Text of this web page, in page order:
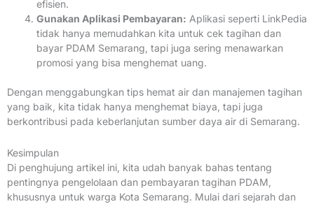
efisien.
Gunakan Aplikasi Pembayaran: Aplikasi seperti LinkPedia
tidak hanya memudahkan kita untuk cek tagihan dan
bayar PDAM Semarang, tapi juga sering menawarkan
promosi yang bisa menghemat uang.
Dengan menggabungkan tips hemat air dan manajemen tagihan
yang baik, kita tidak hanya menghemat biaya, tapi juga
berkontribusi pada keberlanjutan sumber daya air di Semarang.
Kesimpulan
Di penghujung artikel ini, kita udah banyak bahas tentang
pentingnya pengelolaan dan pembayaran tagihan PDAM,
khususnya untuk warga Kota Semarang. Mulai dari sejarah dan